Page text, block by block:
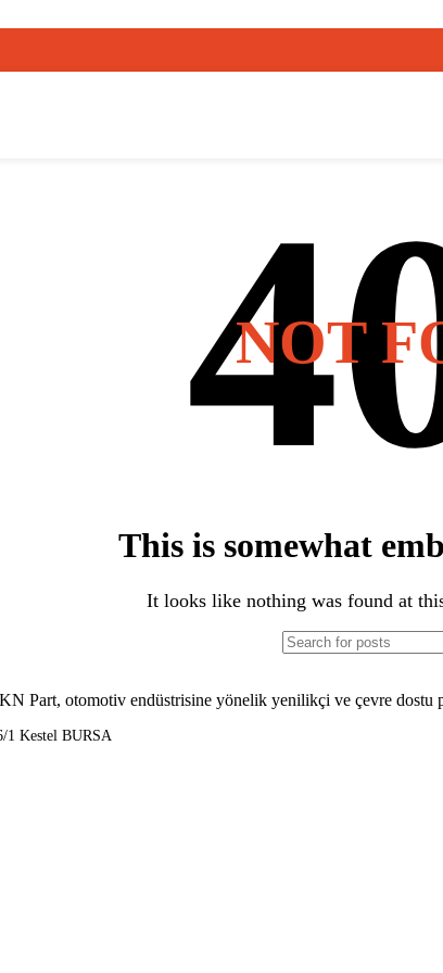
NOT
This is somewhat
It looks like nothing was found at
Part, otomotiv endüstrisine yönelik yenilikçi ve çevre dostu
1 Kestel BURSA